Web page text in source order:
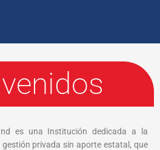
es una Institución dedicada a la
privada sin aporte estatal, que